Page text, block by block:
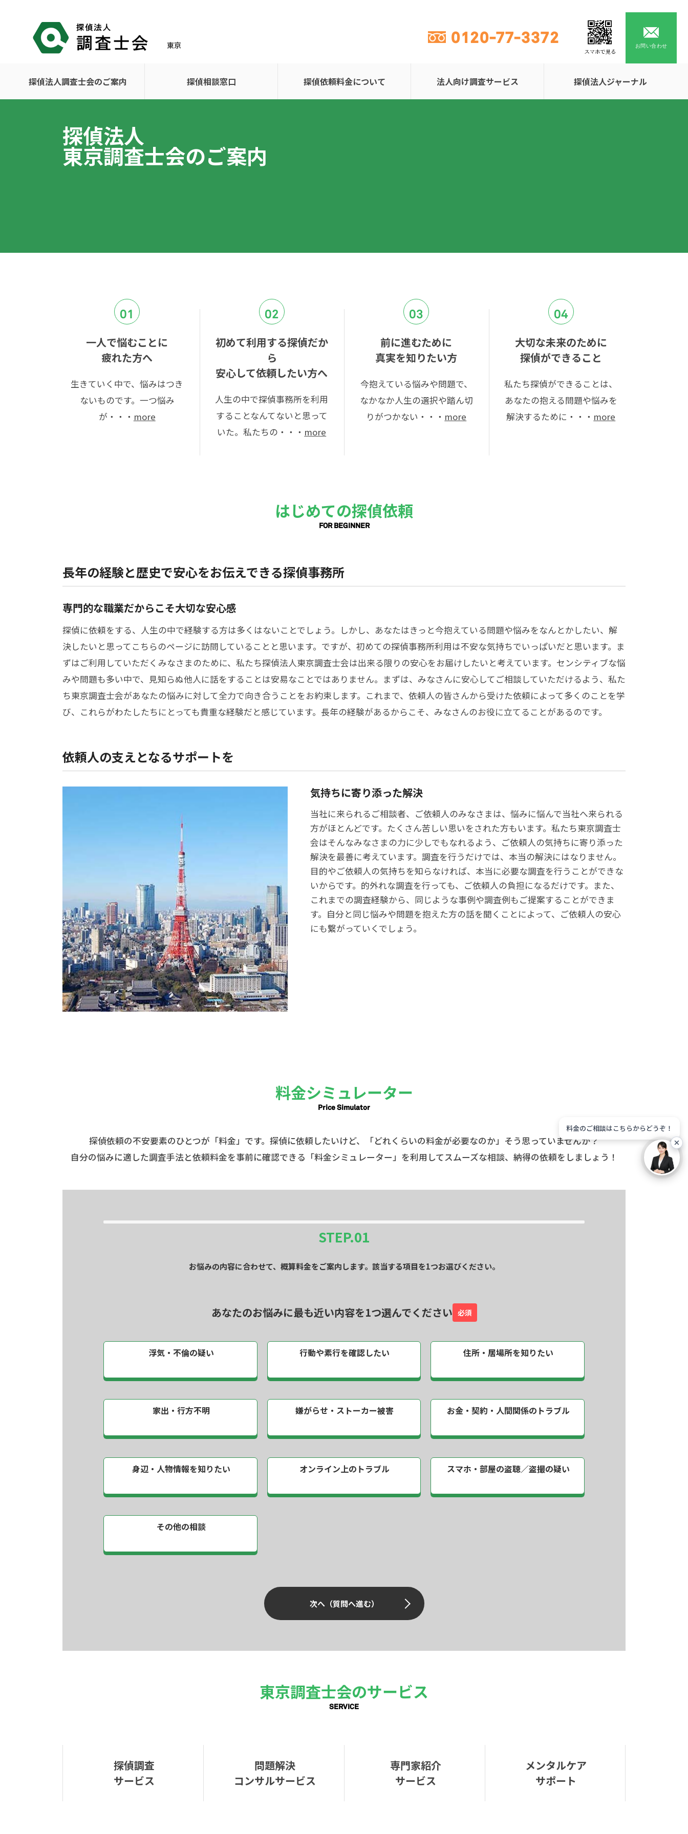
東京 お問い合わせ
0120-77-3372
探偵法人調査士会のご案内 探偵相談窓口 探偵依頼料金について 法人向け調査サービス 探偵法人ジャーナル
探偵法人
東京調査士会のご案内
01
一人で悩むことに
疲れた方へ
生きていく中で、悩みはつき
ないものです。一つ悩み
が・・・ more
02
初めて利用する探偵だか
ら
安心して依頼したい方へ
人生の中で探偵事務所を利用
することなんてないと思って
いた。私たちの・・・ more
03
前に進むために
真実を知りたい方
今抱えている悩みや問題で、
なかなか人生の選択や踏ん切
りがつかない・・・ more
04
大切な未来のために
探偵ができること
私たち探偵ができることは、
あなたの抱える問題や悩みを
解決するために・・・ more
はじめての探偵依頼
FOR BEGINNER
長年の経験と歴史で安心をお伝えできる探偵事務所
専門的な職業だからこそ大切な安心感
探偵に依頼をする、人生の中で経験する方は多くはないことでしょう。しかし、あなたはきっと今抱えている問題や悩みをなんとかしたい、解
決したいと思ってこちらのページに訪問していることと思います。ですが、初めての探偵事務所利用は不安な気持ちでいっぱいだと思います。ま
ずはご利用していただくみなさまのために、私たち探偵法人東京調査士会は出来る限りの安心をお届けしたいと考えています。センシティブな悩
みや問題も多い中で、見知らぬ他人に話をすることは安易なことではありません。まずは、みなさんに安心してご相談していただけるよう、私た
ち東京調査士会があなたの悩みに対して全力で向き合うことをお約束します。これまで、依頼人の皆さんから受けた依頼によって多くのことを学
び、これらがわたしたちにとっても貴重な経験だと感じています。長年の経験があるからこそ、みなさんのお役に立てることがあるのです。
依頼人の支えとなるサポートを
気持ちに寄り添った解決
当社に来られるご相談者、ご依頼人のみなさまは、悩みに悩んで当社へ来られる
方がほとんどです。たくさん苦しい思いをされた方もいます。私たち東京調査士
会はそんなみなさまの力に少しでもなれるよう、ご依頼人の気持ちに寄り添った
解決を最善に考えています。調査を行うだけでは、本当の解決にはなりません。
目的やご依頼人の気持ちを知らなければ、本当に必要な調査を行うことができな
いからです。的外れな調査を行っても、ご依頼人の負担になるだけです。また、
これまでの調査経験から、同じような事例や調査例もご提案することができま
す。自分と同じ悩みや問題を抱えた方の話を聞くことによって、ご依頼人の安心
にも繋がっていくでしょう。
料金シミュレーター
Price Simulator
探偵依頼の不安要素のひとつが「料金」です。探偵に依頼したいけど、「どれくらいの料金が必要なのか」そう思っていませんか？
自分の悩みに適した調査手法と依頼料金を事前に確認できる「料金シミュレーター」を利用してスムーズな相談、納得の依頼をしましょう！
STEP.01
お悩みの内容に合わせて、概算料金をご案内します。該当する項目を1つお選びください。
あなたのお悩みに最も近い内容を1つ選んでください 必須
浮気・不倫の疑い 行動や素行を確認したい 住所・居場所を知りたい
家出・行方不明 嫌がらせ・ ストーカー被害 お金・契約・人間関係のトラブル
身辺・人物情報を知りたい オンライン上の トラブル スマホ・部屋の盗聴／盗撮の疑い
その他の相談
次へ（質問へ進む）
東京調査士会のサービス
SERVICE
探偵調査
サービス
問題解決
コンサルサービス
専門家紹介
サービス
メンタルケア
サポート
料金のご相談はこちらからどうぞ！